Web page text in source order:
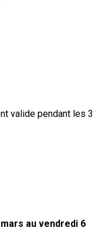
valide pendant les 3
au vendredi 6